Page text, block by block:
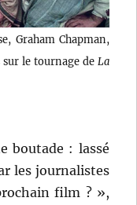
Graham Chapman,
le tournage de La
boutade : lassé
les journalistes
film ? »,